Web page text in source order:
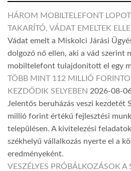
HÁROM MOBILTELEFONT
TAKARÍTÓ, VÁDAT EMELTEK
Vádat emelt a Miskolci Járási
dolgozó nő ellen, aki a vád szerint
mobiltelefont tulajdonított el egy
TÖBB MINT 112 MILLIÓ
KEZDŐDIK SELYEBEN 2026-08-
Jelentős beruházás veszi kezdetét
millió forint értékű fejlesztési
településen. A kivitelezési
székhelyű vállalkozás nyerte el a
eredményeként.
VESZÉLYES PRÓBÁLKOZÁSOK A